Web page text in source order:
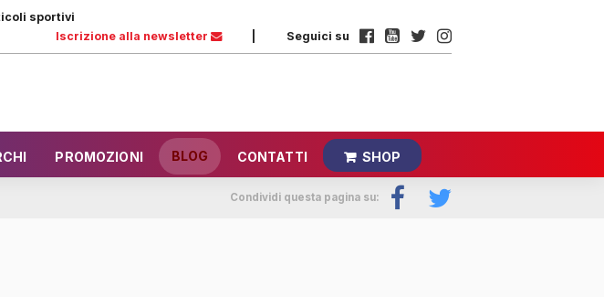
sportivi
Iscrizione alla newsletter
Seguici su
PROMOZIONI BLOG CONTATTI SHOP
Condividi questa pagina su: